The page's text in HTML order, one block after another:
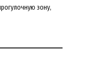
зону,